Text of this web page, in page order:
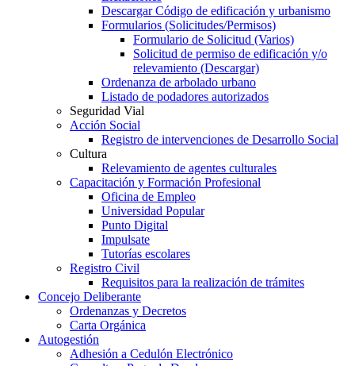
Descargar Código de edificación y urbanismo
Formularios (Solicitudes/Permisos)
Formulario de Solicitud (Varios)
Solicitud de permiso de edificación y/o
relevamiento (Descargar)
Ordenanza de arbolado urbano
Listado de podadores autorizados
Seguridad Vial
Acción Social
Registro de intervenciones de Desarrollo Social
Cultura
Relevamiento de agentes culturales
Capacitación y Formación Profesional
Oficina de Empleo
Universidad Popular
Punto Digital
Impulsate
Tutorías escolares
Registro Civil
Requisitos para la realización de trámites
Concejo Deliberante
Ordenanzas y Decretos
Carta Orgánica
Autogestión
Adhesión a Cedulón Electrónico